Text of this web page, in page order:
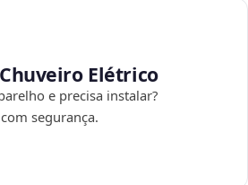
Elétrico
e precisa instalar?
segurança.